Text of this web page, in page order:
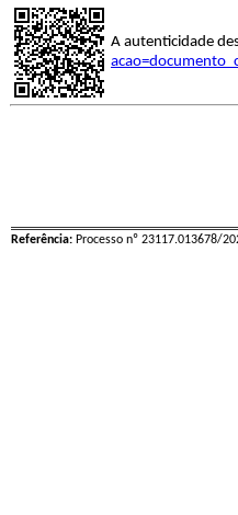
A autenticidade
Referência: Processo nº 23117.013678/